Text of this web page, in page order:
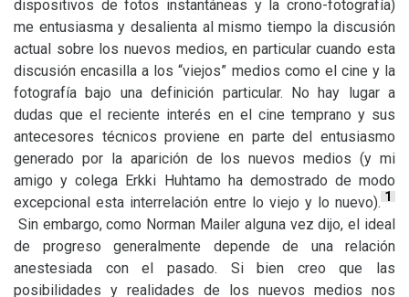
dispositivos de fotos instantáneas y la crono-fotografía)
me entusiasma y desalienta al mismo tiempo la discusión
actual sobre los nuevos medios, en particular cuando esta
discusión encasilla a los “viejos” medios como el cine y la
fotografía bajo una definición particular. No hay lugar a
dudas que el reciente interés en el cine temprano y sus
antecesores técnicos proviene en parte del entusiasmo
generado por la aparición de los nuevos medios (y mi
amigo y colega Erkki Huhtamo ha demostrado de modo
excepcional esta interrelación entre lo viejo y lo nuevo). 1
Sin embargo, como Norman Mailer alguna vez dijo, el ideal
de progreso generalmente depende de una relación
anestesiada con el pasado. Si bien creo que las
posibilidades y realidades de los nuevos medios nos